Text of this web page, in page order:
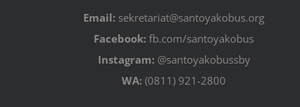
Email: sekretariat@santoyakobus.org
Facebook: fb.com/santoyakobus
Instagram:@santoyakobussby
WA: (0811) 921-2800